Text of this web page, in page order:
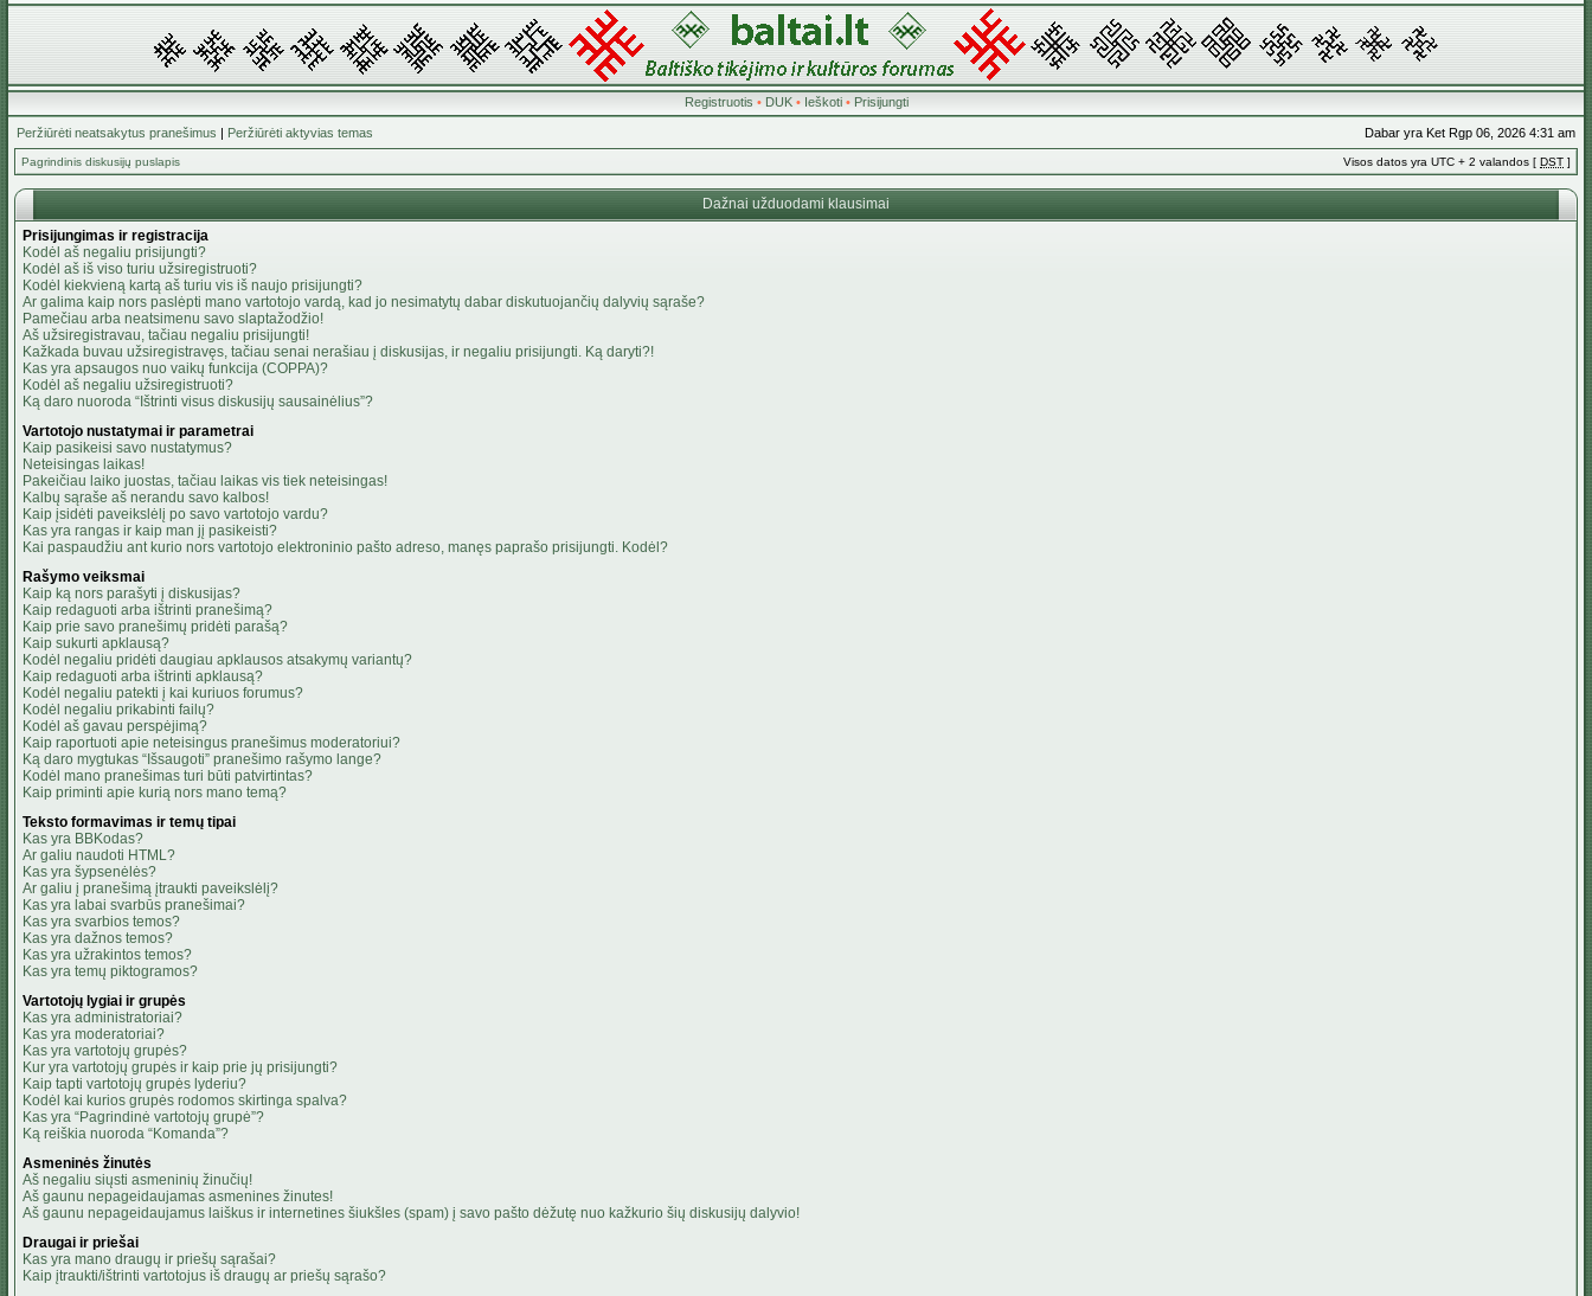
Registruotis • DUK• Ieškoti• Prisijungti
Peržiūrėti neatsakytus pranešimus | Peržiūrėti aktyvias temas Dabar yra Ket Rgp 06, 2026 4:31 am
Pagrindinis diskusijų puslapis Visos datos yra UTC + 2 valandos [ DST ]
Dažnai užduodami klausimai
Prisijungimas ir registracija
Kodėl aš negaliu prisijungti?
Kodėl aš iš viso turiu užsiregistruoti?
Kodėl kiekvieną kartą aš turiu vis iš naujo prisijungti?
Ar galima kaip nors paslėpti mano vartotojo vardą, kad jo nesimatytų dabar diskutuojančių dalyvių sąraše?
Pamečiau arba neatsimenu savo slaptažodžio!
Aš užsiregistravau, tačiau negaliu prisijungti!
Kažkada buvau užsiregistravęs, tačiau senai nerašiau į diskusijas, ir negaliu prisijungti. Ką daryti?!
Kas yra apsaugos nuo vaikų funkcija (COPPA)?
Kodėl aš negaliu užsiregistruoti?
Ką daro nuoroda “Ištrinti visus diskusijų sausainėlius”?
Vartotojo nustatymai ir parametrai
Kaip pasikeisi savo nustatymus?
Neteisingas laikas!
Pakeičiau laiko juostas, tačiau laikas vis tiek neteisingas!
Kalbų sąraše aš nerandu savo kalbos!
Kaip įsidėti paveikslėlį po savo vartotojo vardu?
Kas yra rangas ir kaip man jį pasikeisti?
Kai paspaudžiu ant kurio nors vartotojo elektroninio pašto adreso, manęs paprašo prisijungti. Kodėl?
Rašymo veiksmai
Kaip ką nors parašyti į diskusijas?
Kaip redaguoti arba ištrinti pranešimą?
Kaip prie savo pranešimų pridėti parašą?
Kaip sukurti apklausą?
Kodėl negaliu pridėti daugiau apklausos atsakymų variantų?
Kaip redaguoti arba ištrinti apklausą?
Kodėl negaliu patekti į kai kuriuos forumus?
Kodėl negaliu prikabinti failų?
Kodėl aš gavau perspėjimą?
Kaip raportuoti apie neteisingus pranešimus moderatoriui?
Ką daro mygtukas “Išsaugoti” pranešimo rašymo lange?
Kodėl mano pranešimas turi būti patvirtintas?
Kaip priminti apie kurią nors mano temą?
Teksto formavimas ir temų tipai
Kas yra BBKodas?
Ar galiu naudoti HTML?
Kas yra šypsenėlės?
Ar galiu į pranešimą įtraukti paveikslėlį?
Kas yra labai svarbūs pranešimai?
Kas yra svarbios temos?
Kas yra dažnos temos?
Kas yra užrakintos temos?
Kas yra temų piktogramos?
Vartotojų lygiai ir grupės
Kas yra administratoriai?
Kas yra moderatoriai?
Kas yra vartotojų grupės?
Kur yra vartotojų grupės ir kaip prie jų prisijungti?
Kaip tapti vartotojų grupės lyderiu?
Kodėl kai kurios grupės rodomos skirtinga spalva?
Kas yra “Pagrindinė vartotojų grupė”?
Ką reiškia nuoroda “Komanda”?
Asmeninės žinutės
Aš negaliu siųsti asmeninių žinučių!
Aš gaunu nepageidaujamas asmenines žinutes!
Aš gaunu nepageidaujamus laiškus ir internetines šiukšles (spam) į savo pašto dėžutę nuo kažkurio šių diskusijų dalyvio!
Draugai ir priešai
Kas yra mano draugų ir priešų sąrašai?
Kaip įtraukti/ištrinti vartotojus iš draugų ar priešų sąrašo?